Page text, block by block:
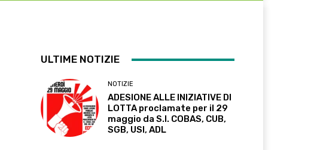
ULTIME NOTIZIE
NOTIZIE
ADESIONE ALLE INIZIATIVE DI
LOTTA proclamate per il 29
maggio da S.I. COBAS, CUB,
SGB, USI, ADL